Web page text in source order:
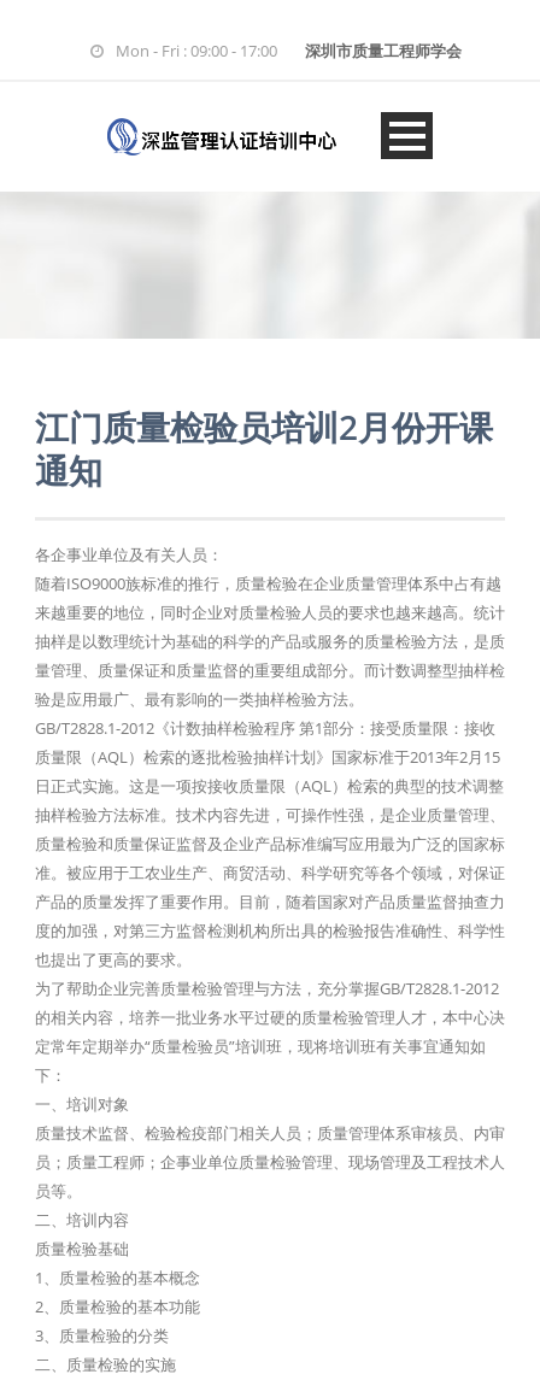
Mon - Fri : 09:00 - 17:00 深圳市质量工程师学会
江门质量检验员培训2月份开课
通知
各企事业单位及有关人员：
随着ISO9000族标准的推行，质量检验在企业质量管理体系中占有越
来越重要的地位，同时企业对质量检验人员的要求也越来越高。统计
抽样是以数理统计为基础的科学的产品或服务的质量检验方法，是质
量管理、质量保证和质量监督的重要组成部分。而计数调整型抽样检
验是应用最广、最有影响的一类抽样检验方法。
GB/T2828.1-2012《计数抽样检验程序 第1部分：接受质量限：接收
质量限（AQL）检索的逐批检验抽样计划》国家标准于2013年2月15
日正式实施。这是一项按接收质量限（AQL）检索的典型的技术调整
抽样检验方法标准。技术内容先进，可操作性强，是企业质量管理、
质量检验和质量保证监督及企业产品标准编写应用最为广泛的国家标
准。被应用于工农业生产、商贸活动、科学研究等各个领域，对保证
产品的质量发挥了重要作用。目前，随着国家对产品质量监督抽查力
度的加强，对第三方监督检测机构所出具的检验报告准确性、科学性
也提出了更高的要求。
为了帮助企业完善质量检验管理与方法，充分掌握GB/T2828.1-2012
的相关内容，培养一批业务水平过硬的质量检验管理人才，本中心决
定常年定期举办“质量检验员”培训班，现将培训班有关事宜通知如
下：
一、培训对象
质量技术监督、检验检疫部门相关人员；质量管理体系审核员、内审
员；质量工程师；企事业单位质量检验管理、现场管理及工程技术人
员等。
二、培训内容
质量检验基础
1、质量检验的基本概念
2、质量检验的基本功能
3、质量检验的分类
二、质量检验的实施